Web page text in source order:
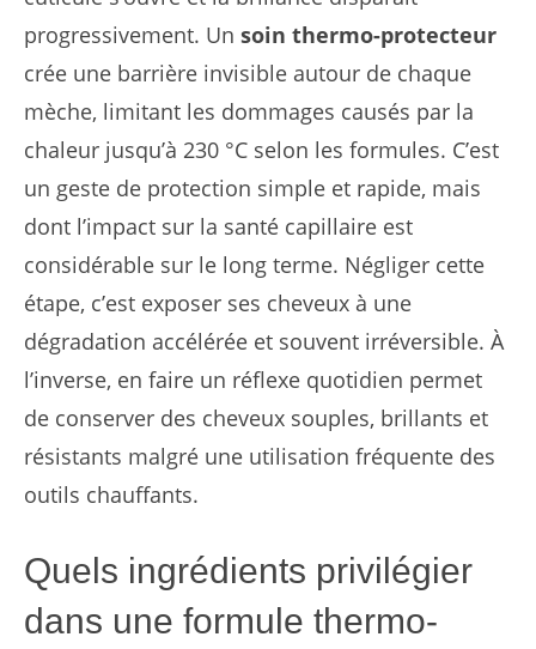
progressivement. Un soin thermo-protecteur
crée une barrière invisible autour de chaque
mèche, limitant les dommages causés par la
chaleur jusqu’à 230 °C selon les formules. C’est
un geste de protection simple et rapide, mais
dont l’impact sur la santé capillaire est
considérable sur le long terme. Négliger cette
étape, c’est exposer ses cheveux à une
dégradation accélérée et souvent irréversible. À
l’inverse, en faire un réflexe quotidien permet
de conserver des cheveux souples, brillants et
résistants malgré une utilisation fréquente des
outils chauffants.
Quels ingrédients privilégier
dans une formule thermo-